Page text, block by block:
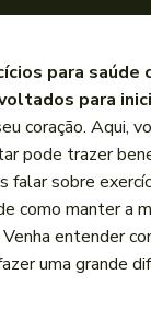
para saúde
para
coração. Aqui,
pode trazer
falar sobre
como manter a
entender
uma grande